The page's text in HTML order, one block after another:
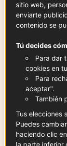
x
miel de
sitio web,
enviarte
contenido se
Tú decides
Para dar
cookies en
Para
aceptar".
También
Tus elecciones
Puedes
haciendo clic